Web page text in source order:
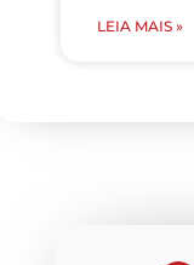
LEIA MAIS »